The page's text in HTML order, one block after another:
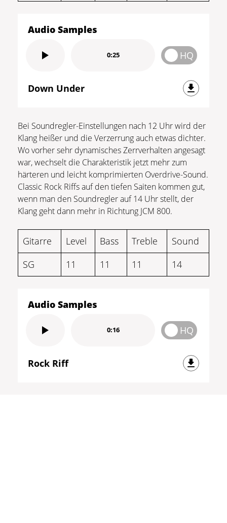
Audio Samples
0:25 HQ
Down Under
Bei Soundregler-Einstellungen nach 12 Uhr wird der
Klang heißer und die Verzerrung auch etwas dichter.
Wo vorher sehr dynamisches Zerrverhalten angesagt
war, wechselt die Charakteristik jetzt mehr zum
härteren und leicht komprimierten Overdrive-Sound.
Classic Rock Riffs auf den tiefen Saiten kommen gut,
wenn man den Soundregler auf 14 Uhr stellt, der
Klang geht dann mehr in Richtung JCM 800.
Gitarre Level Bass Treble
Sound
SG
11 11 11 14
Audio Samples
0:16 HQ
Rock Riff